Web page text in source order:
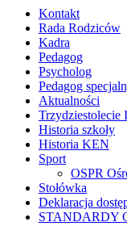
Kontakt
Rada Rodziców
Kadra
Pedagog
Psycholog
Pedagog
Aktualności
Trzydziestolecie
Historia szkoły
Historia KEN
Sport
OSPR
Stołówka
Deklaracja
STANDARDY